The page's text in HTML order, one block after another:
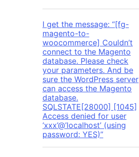
I get the message: “[fg-
magento-to-
woocommerce] Couldn’t
connect to the Magento
database. Please check
your parameters. And be
sure the WordPress server
can access the Magento
database.
SQLSTATE[28000] [1045]
Access denied for user
‘xxx’@’localhost’ (using
password: YES)”